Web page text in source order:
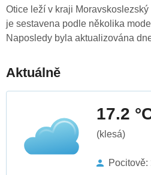
Otice leží v kraji
je sestavena podle několika
Naposledy byla aktualizována
Aktuálně
17.2
(klesá)
Pocitově: